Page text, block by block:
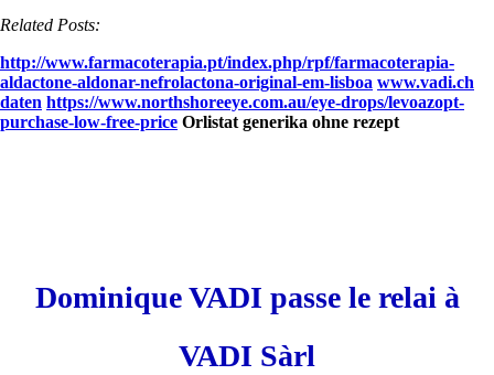
Related Posts:
http://www.farmacoterapia.pt/index.php/rpf/farmacoterapia-
aldactone-aldonar-nefrolactona-original-em-lisboa www.vadi.ch
daten https://www.northshoreeye.com.au/eye-drops/levoazopt-
purchase-low-free-price Orlistat generika ohne rezept
Dominique VADI passe le relai à
VADI Sàrl